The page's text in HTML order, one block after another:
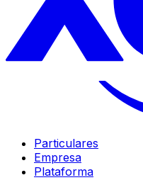
Particulares
Empresa
Plataforma